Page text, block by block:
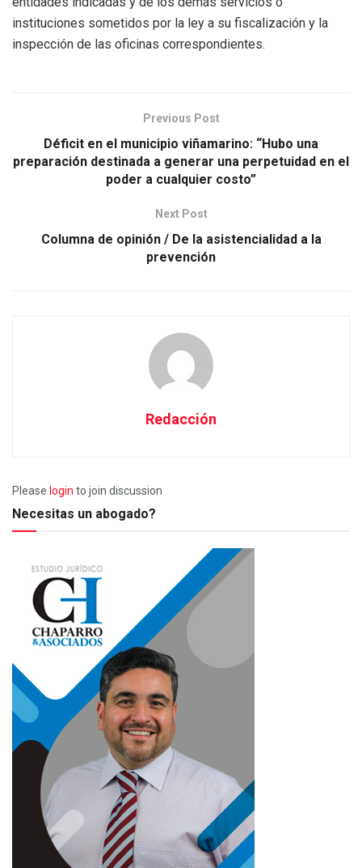
instituciones sometidos por la ley a su fiscalización y la
inspección de las oficinas correspondientes.
Previous Post
Déficit en el municipio viñamarino: “Hubo una
preparación destinada a generar una perpetuidad en el
poder a cualquier costo”
Next Post
Columna de opinión / De la asistencialidad a la
prevención
Redacción
Please login to join discussion
Necesitas un abogado?